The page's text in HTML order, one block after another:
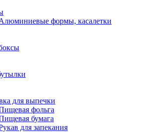
формы, касалетки
для выпечки
фольга
бумага
для запекания